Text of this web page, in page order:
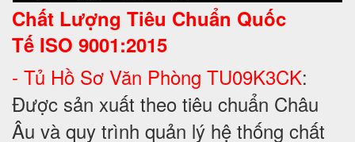
Chất Lượng Tiêu Chuẩn Quốc
Tế ISO 9001:2015
- Tủ Hồ Sơ Văn Phòng TU09K3CK:
Được sản xuất theo tiêu chuẩn Châu
Âu và quy trình quản lý hệ thống chất